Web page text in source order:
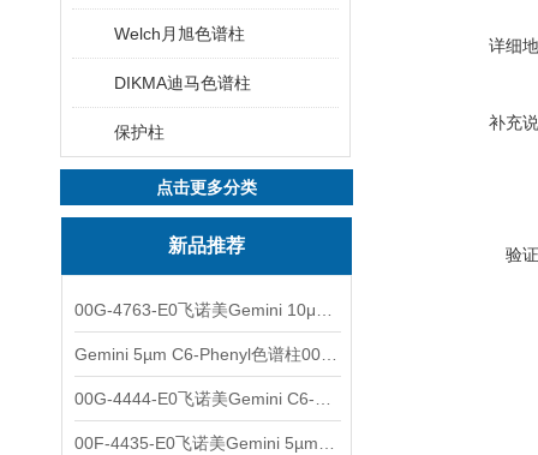
Welch月旭色谱柱
DIKMA迪马色谱柱
保护柱
点击更多分类
新品推荐
详细
补充
验